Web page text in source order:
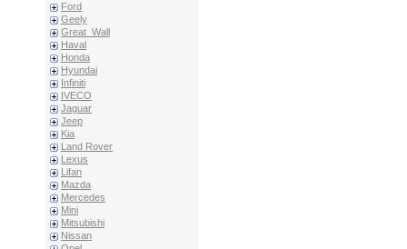
Ford
Geely
Great_Wall
Haval
Honda
Hyundai
Infiniti
IVECO
Jaguar
Jeep
Kia
Land Rover
Lexus
Lifan
Mazda
Mercedes
Mini
Mitsubishi
Nissan